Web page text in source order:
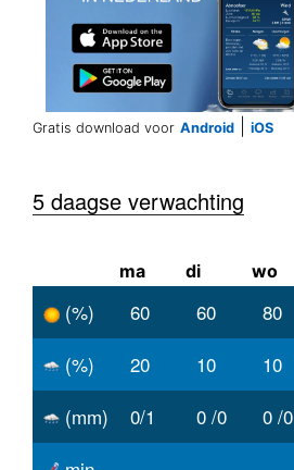
Gratis download voor Android iOS
5 daagse verwachting
ma di wo
(%) 60 60 80
(%)
20 10 10
(mm)
0/1 0 /0 0 /0